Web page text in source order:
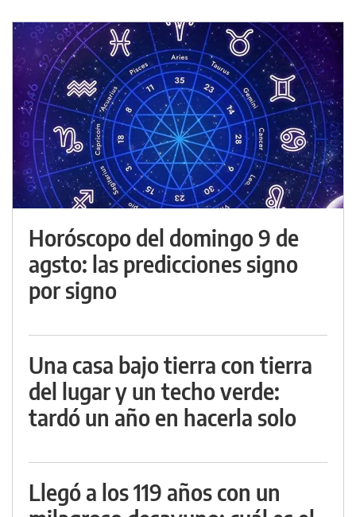
Horóscopo del domingo 9 de
agsto: las predicciones signo
por signo
Una casa bajo tierra con tierra
del lugar y un techo verde:
tardó un año en hacerla solo
Llegó a los 119 años con un